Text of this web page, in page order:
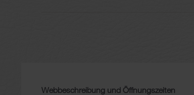
Webbeschreibung und Öffnungszeiten